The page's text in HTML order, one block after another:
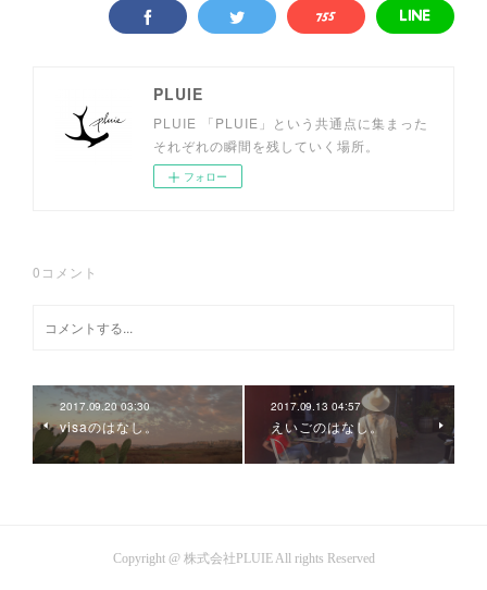
PLUIE
PLUIE 「PLUIE」という共通点に集まった
それぞれの瞬間を残していく場所。
フォロー
0 コメント
2017.09.20 03:30
visaのはなし。
2017.09.13 04:57
えいごのはなし。
Copyright @ 株式会社PLUIE All rights Reserved